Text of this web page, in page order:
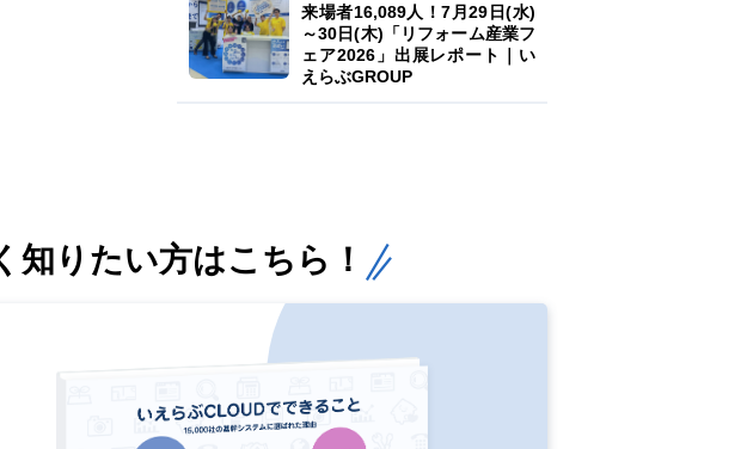
来場者16,089人！7月29日(水)
～30日(木)「リフォーム産業フ
ェア2026」出展レポート｜い
えらぶGROUP
知りたい方はこちら！